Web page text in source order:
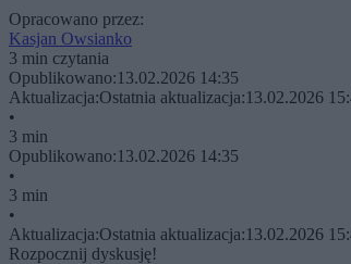
Opracowano przez:
Kasjan Owsianko
3 min czytania
Opublikowano:13.02.2026 14:35
Aktualizacja:Ostatnia aktualizacja:13.02.2026
•
3 min
Opublikowano:13.02.2026 14:35
•
3 min
•
Aktualizacja:Ostatnia aktualizacja:13.02.2026
Rozpocznij dyskusję!